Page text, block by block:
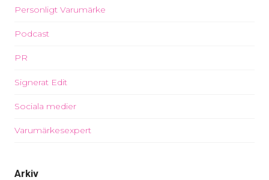
Personligt Varumärke
Podcast
PR
Signerat Edit
Sociala medier
Varumärkesexpert
Arkiv